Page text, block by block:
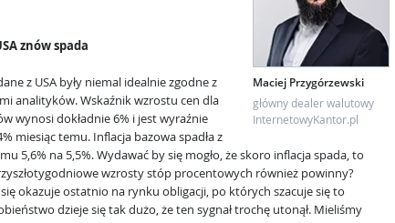
Maciej Przygórzewski
główny dealer walutowy
InternetowyKantor.pl
znów spada
z USA były niemal idealnie zgodne z
analityków. Wskaźnik wzrostu cen dla
wynosi dokładnie 6% i jest wyraźnie
miesiąc temu. Inflacja bazowa spadła z
5,6% na 5,5%. Wydawać by się mogło, że skoro inflacja spada, to
wzrosty stóp procentowych również powinny?
się okazuje ostatnio na rynku obligacji, po których szacuje się to
dzieje się tak dużo, że ten sygnał trochę utonął. Mieliśmy